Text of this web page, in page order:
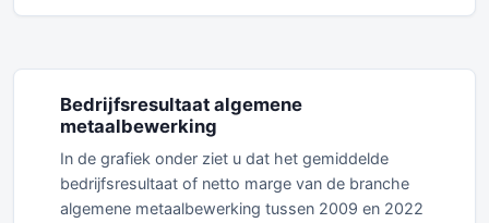
Bedrijfsresultaat algemene
metaalbewerking
In de grafiek onder ziet u dat het gemiddelde
bedrijfsresultaat of netto marge van de branche
algemene metaalbewerking tussen 2009 en 2022